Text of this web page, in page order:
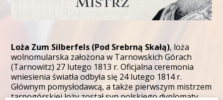
Loża Zum Silberfels (Pod Srebrną Skałą), loża
wolnomularska założona w Tarnowskich Górach
(Tarnowitz) 27 lutego 1813 r. Oficjalna ceremonia
wniesienia światła odbyła się 24 lutego 1814 r.
Głównym pomysłodawcą, a także pierwszym mistrzem
tarnogórskiej loży został syn polskiego dyplomaty,